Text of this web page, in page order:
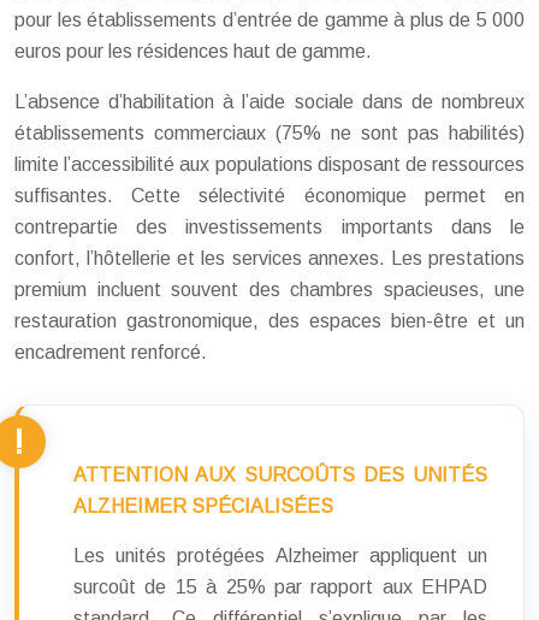
pour les établissements d’entrée de gamme à plus de 5 000
euros pour les résidences haut de gamme.
L’absence d’habilitation à l’aide sociale dans de nombreux
établissements commerciaux (75% ne sont pas habilités)
limite l’accessibilité aux populations disposant de ressources
suffisantes. Cette sélectivité économique permet en
contrepartie des investissements importants dans le
confort, l’hôtellerie et les services annexes. Les prestations
premium incluent souvent des chambres spacieuses, une
restauration gastronomique, des espaces bien-être et un
encadrement renforcé.
ATTENTION AUX SURCOÛTS DES UNITÉS
ALZHEIMER SPÉCIALISÉES
Les unités protégées Alzheimer appliquent un
surcoût de 15 à 25% par rapport aux EHPAD